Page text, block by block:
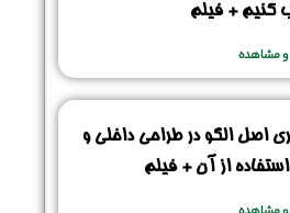
کنیم + فیلم
مشاهده
اصل الگو در طراحی داخلی و
از آن + فیلم